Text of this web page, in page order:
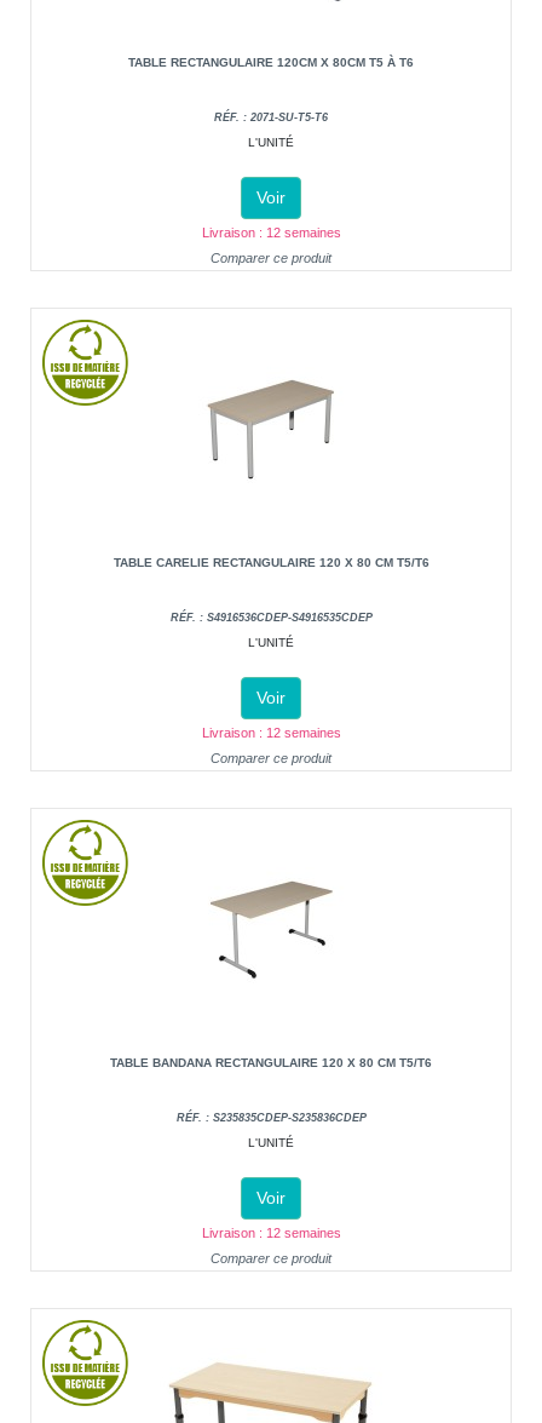
TABLE RECTANGULAIRE 120CM X 80CM T5 À T6
RÉF. : 2071-SU-T5-T6
L'UNITÉ
Voir
Livraison : 12 semaines
Comparer ce produit
TABLE CARELIE RECTANGULAIRE 120 X 80 CM T5/T6
RÉF. : S4916536CDEP-S4916535CDEP
L'UNITÉ
Voir
Livraison : 12 semaines
Comparer ce produit
TABLE BANDANA RECTANGULAIRE 120 X 80 CM T5/T6
RÉF. : S235835CDEP-S235836CDEP
L'UNITÉ
Voir
Livraison : 12 semaines
Comparer ce produit